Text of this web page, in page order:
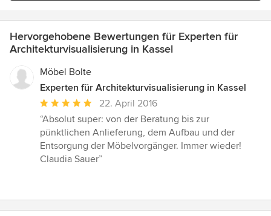
Hervorgehobene Bewertungen für Experten für
Architekturvisualisierung in Kassel
Möbel Bolte
Experten für Architekturvisualisierung in Kassel
Durchschnittliche
Bewertung:
5
von
5
22. April 2016
“Absolut super: von der Beratung bis zur
pünktlichen Anlieferung, dem Aufbau und der
Entsorgung der Möbelvorgänger. Immer wieder!
Claudia Sauer”